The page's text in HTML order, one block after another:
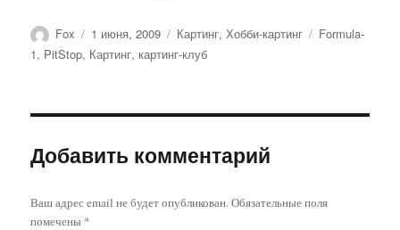
Автор
Fox Опубликовано
1 июня, 2009 Рубрики
Картинг,Хобби-картинг Метки
Formula-
1, PitStop, Картинг, картинг-клуб
Добавить комментарий
Ваш адрес email не будет опубликован. Обязательные поля
помечены *